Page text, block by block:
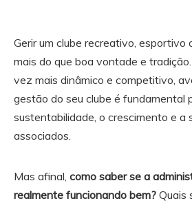
Gerir um clube recreativo, esportivo
mais do que boa vontade e
vez mais dinâmico e competitivo,
gestão do seu clube é fundamental
sustentabilidade, o crescimento e a
associados.
Mas afinal, como saber se a
realmente funcionando bem? Quais